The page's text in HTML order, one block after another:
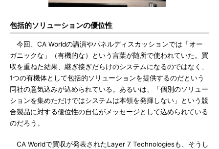
包括的ソリューションの優位性
今回、CA Worldの講演やパネルディスカッションでは「オー
ガニックな」（有機的な）という言葉が随所で使われていた。買
収を重ねた結果、継ぎ接ぎだらけのシステムになるのではなく、
1つの有機体として包括的ソリューションを提供するのだという
同社の意気込みが込められている。あるいは、「個別のソリュー
ションを集めただけではシステムは本領を発揮しない」という競
合製品に対する優位性の自信がメッセージとして込められている
のだろう。
CA Worldで買収が発表されたLayer 7 Technologiesも、そうし